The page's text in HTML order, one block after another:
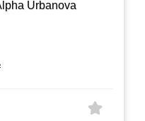
Urbanova